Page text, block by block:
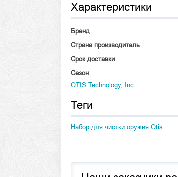
Характеристики
Бренд
Страна производитель
Срок доставки
Сезон
OTIS Technology, Inc
Теги
Набор для чистки оружия Otis